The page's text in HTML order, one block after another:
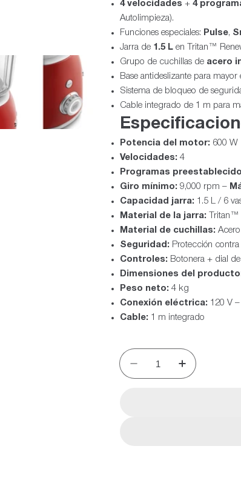
4 velocidades + 4
Autolimpieza).
Funciones especiales: Pulse,
Jarra de 1.5 L en Tritan™
Grupo de cuchillas de acero
Base antideslizante para mayor
Sistema de bloqueo de
Cable integrado de 1 m para
Potencia del motor: 600 W
Velocidades: 4
Programas
Giro mínimo: 9,000 rpm –
Capacidad jarra: 1.5 L / 6
Material de la jarra: Tritan™
Material de cuchillas:
Seguridad: Protección
Controles: Botonera + dial
Dimensiones del
Peso neto: 4 kg
Conexión eléctrica: 120 V
Cable: 1 m integrado